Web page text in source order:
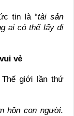
tin là “tài sản
ai có thể lấy đi
vẻ
giới lần thứ
hồn con người.